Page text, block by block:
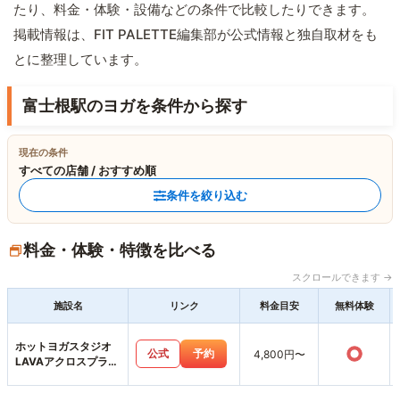
たり、料金・体験・設備などの条件で比較したりできます。
掲載情報は、FIT PALETTE編集部が公式情報と独自取材をも
とに整理しています。
富士根駅のヨガを条件から探す
現在の条件
すべての店舗 / おすすめ順
条件を絞り込む
料金・体験・特徴を比べる
スクロールできます →
施設名 リンク 料金目安 無料体験
ホットヨガスタジオ
LAVAアクロスプラザ
公式 予約 4,800円〜 ○